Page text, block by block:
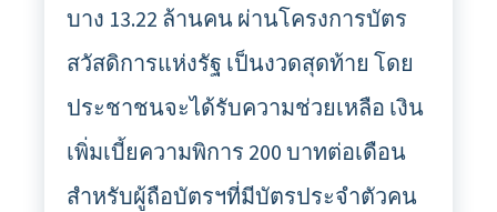
บาง 13.22 ล้านคน ผ่านโครงการบัตร
สวัสดิการแห่งรัฐ เป็นงวดสุดท้าย โดย
ประชาชนจะได้รับความช่วยเหลือ เงิน
เพิ่มเบี้ยความพิการ 200 บาทต่อเดือน
สำหรับผู้ถือบัตรฯที่มีบัตรประจำตัวคน